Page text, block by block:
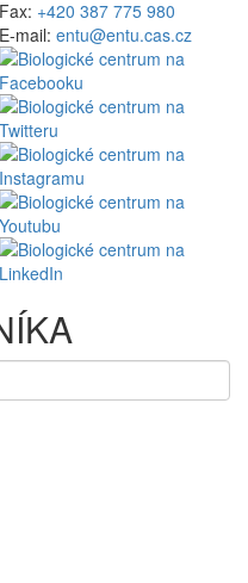
Fax: +420 387 775 980
E-mail: entu@entu.cas.cz